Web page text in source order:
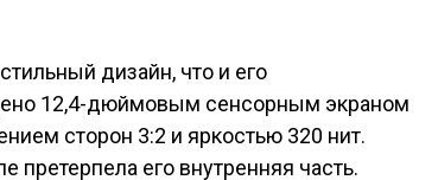
дизайн, что и его
12,4-дюймовым сенсорным экраном
сторон 3:2 и яркостью 320 нит.
претерпела его внутренняя часть.